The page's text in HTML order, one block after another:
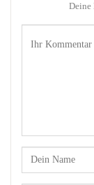
Deine